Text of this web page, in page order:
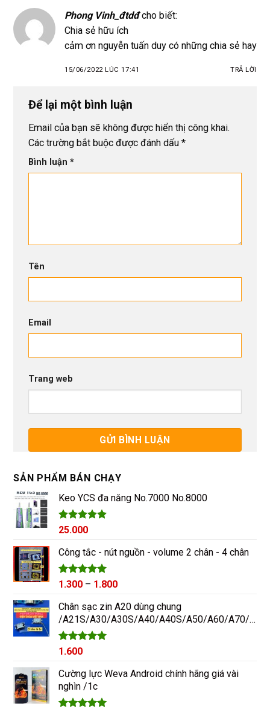
SẢN PHẨM BÁN CHẠY
Keo YCS đa năng No.7000 No.8000
Được xếp
5 sao
25.000
Công tắc - nút nguồn - volume 2 chân - 4 chân
Được xếp
5 sao
1.300 – 1.800Khoảng
từ
1.300₫
Chân sạc zin A20 dùng chung
/A21S/A30/A30S/A40/A40S/A50/A60/A70/M10/M20
Được xếp
5 sao
1.600
Cường lực Weva Android chính hãng giá vài
nghìn /1c
Phong Vinh_đtdđ cho biết:
Chia sẻ hữu ích
cảm ơn nguyễn tuấn duy có những chia sẻ hay
15/06/2022 LÚC 17:41 TRẢ LỜI
Để lại một bình luận
Email của bạn sẽ không được hiển thị công khai.
Các trường bắt buộc được đánh dấu *
Bình luận *
Tên
Email
Trang web